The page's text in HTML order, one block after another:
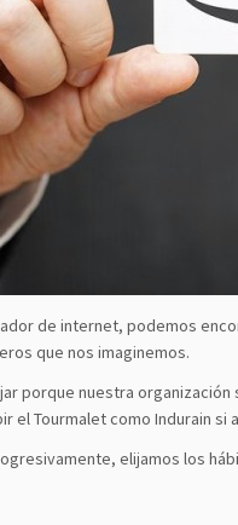
de internet, podemos
que nos imaginemos.
porque nuestra
el Tourmalet como Indurain
elijamos los